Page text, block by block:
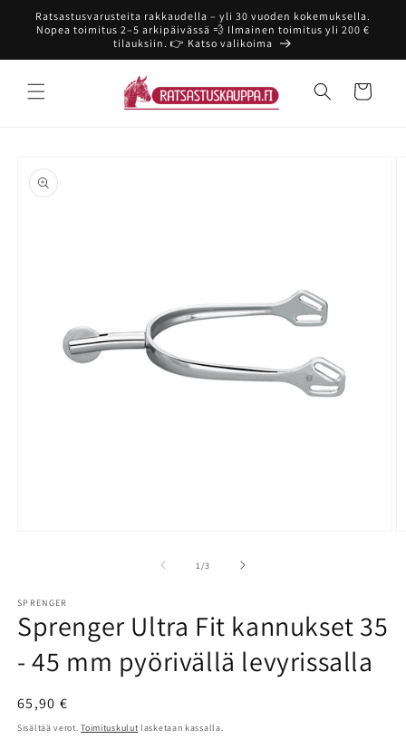
siirry
sisältöön
Ratsastusvarusteita rakkaudella – yli 30 vuoden kokemuksella.
Nopea toimitus 2–5 arkipäivässä 💨 Ilmainen toimitus yli 200 €
tilauksiin. 👉 Katso valikoima
Ostoskori
tuotetietoihin
1//3
SPRENGER
Sprenger Ultra Fit kannukset 35
- 45 mm pyörivällä levyrissalla
Normaalihinta
65,90 €
Sisältää verot.Toimituskulut lasketaan kassalla.